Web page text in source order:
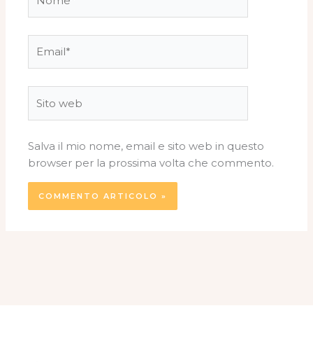
web
Salva il mio nome, email e sito web in questo
browser per la prossima volta che commento.